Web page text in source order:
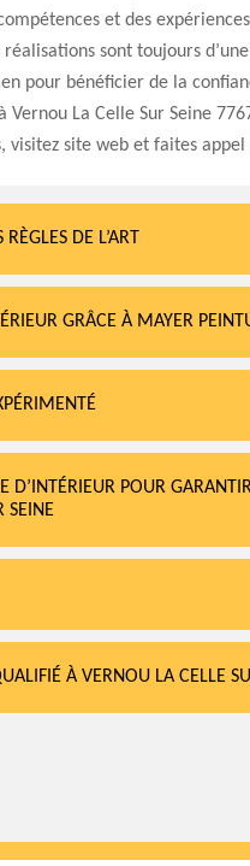
et des
sont toujours
pour bénéficier de la
Vernou La Celle Sur Seine
visitez site web et faites appel
DE L’ART
GRÂCE À MAYER
D’INTÉRIEUR POUR
SEINE
À VERNOU LA CELLE